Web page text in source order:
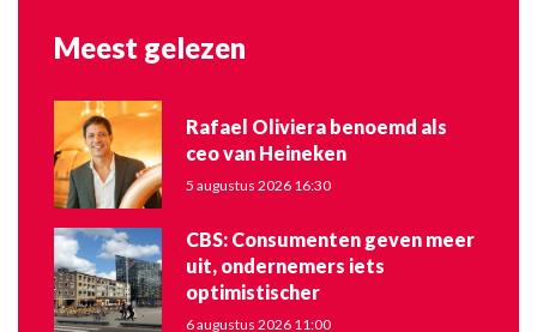
Meest gelezen
Rafael Oliviera benoemd als
ceo van Heineken
5 augustus 2026 16:30
CBS: Consumenten geven meer
uit, ondernemers iets
optimistischer
6 augustus 2026 11:00